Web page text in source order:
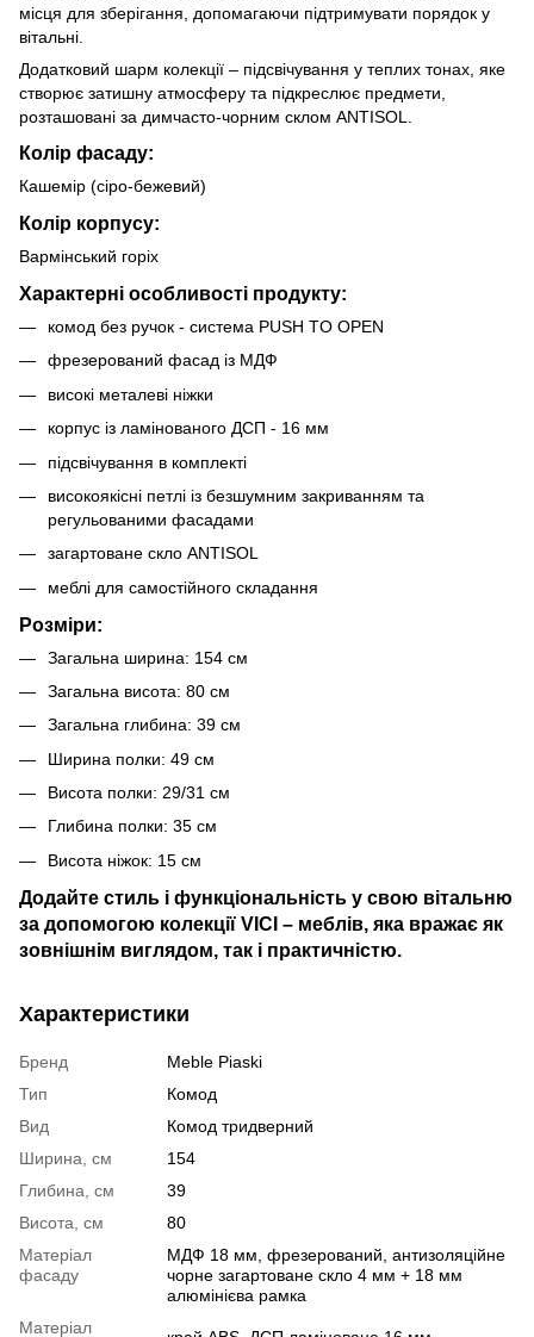
місця для зберігання, допомагаючи підтримувати порядок у
вітальні.
Додатковий шарм колекції – підсвічування у теплих тонах, яке
створює затишну атмосферу та підкреслює предмети,
розташовані за димчасто-чорним склом ANTISOL.
Колір фасаду:
Кашемір (сіро-бежевий)
Колір корпусу:
Вармінський горіх
Характерні особливості продукту:
комод без ручок - система PUSH TO OPEN
фрезерований фасад із МДФ
високі металеві ніжки
корпус із ламінованого ДСП - 16 мм
підсвічування в комплекті
високоякісні петлі із безшумним закриванням та
регульованими фасадами
загартоване скло ANTISOL
меблі для самостійного складання
Розміри:
Загальна ширина: 154 см
Загальна висота: 80 см
Загальна глибина: 39 см
Ширина полки: 49 см
Висота полки: 29/31 см
Глибина полки: 35 см
Висота ніжок: 15 см
Додайте стиль і функціональність у свою вітальню
за допомогою колекції VICI – меблів, яка вражає як
зовнішнім виглядом, так і практичністю.
Характеристики
Бренд
Meble Piaski
Тип
Комод
Вид
Комод тридверний
Ширина, см
154
Глибина, см
39
Висота, см
80
Матеріал
фасаду
МДФ 18 мм, фрезерований, антизоляційне
чорне загартоване скло 4 мм + 18 мм
алюмінієва рамка
Матеріал